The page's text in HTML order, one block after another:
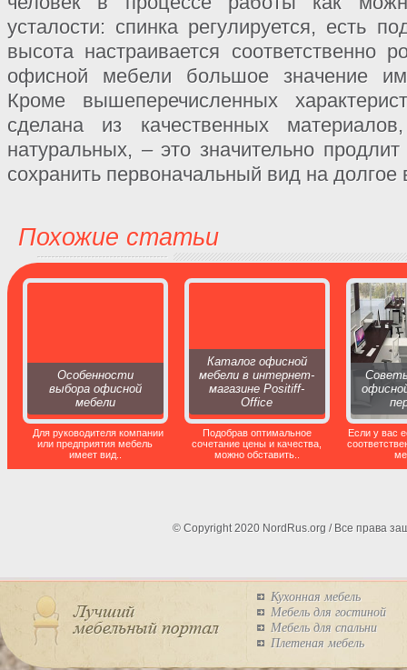
усталости: спинка регулируется, есть
высота настраивается соответственно
офисной мебели большое значение
Кроме вышеперечисленных
сделана из качественных
натуральных, – это значительно
сохранить первоначальный вид на долгое
Похожие статьи
Особенности
выбора офисной
мебели
Для руководителя компании
или предприятия мебель
имеет вид..
Каталог офисной
мебели в интернет-
магазине Positiff-
Office
Подобрав оптимальное
сочетание цены и качества,
можно обставить..
Если у вас
© Copyright 2020 NordRus.org / Все права
Кухонная мебель
Мебель для гостиной
Мебель для спальни
Плетеная мебель